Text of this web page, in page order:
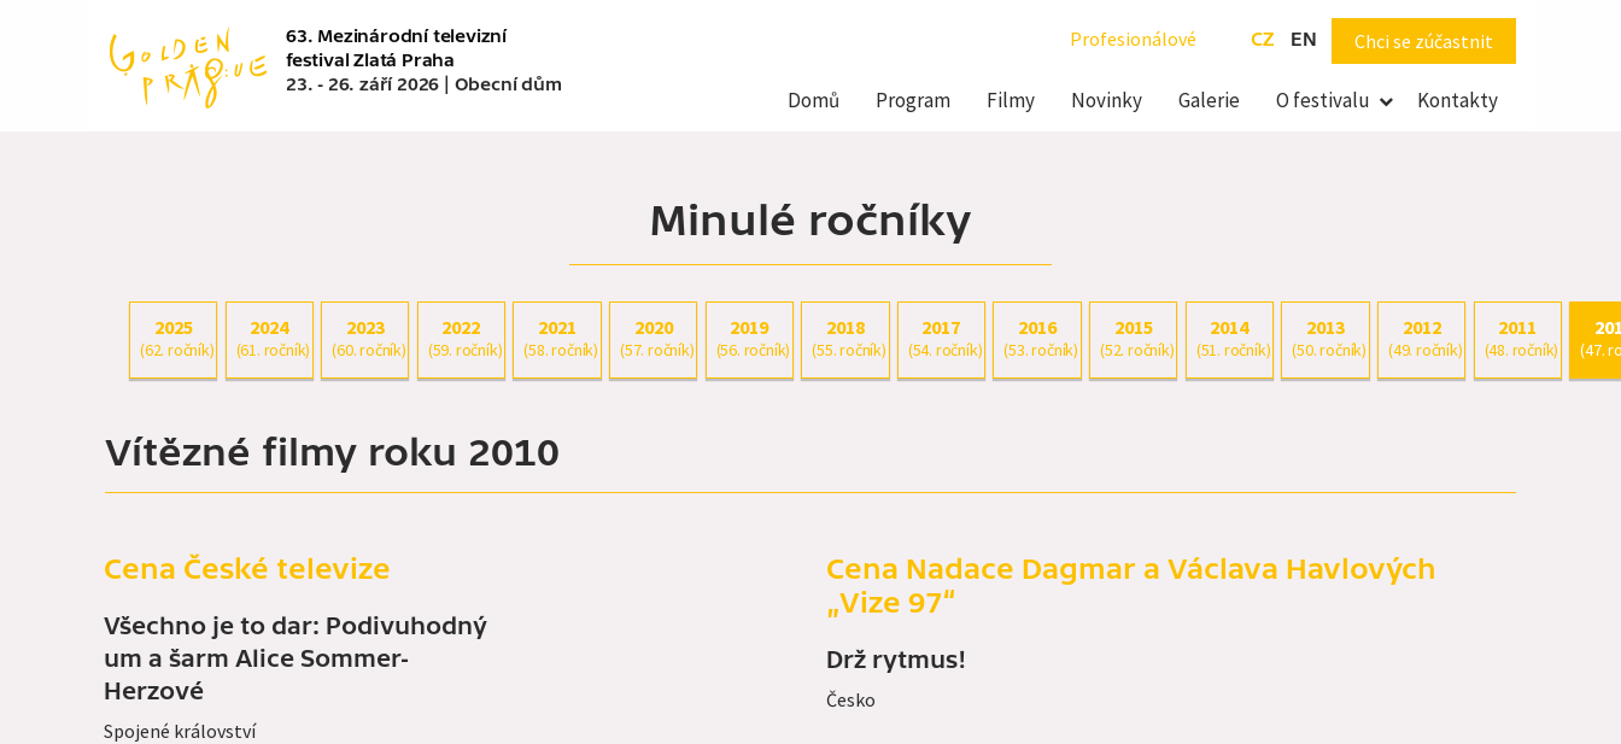
63. Mezinárodní televizní
festival Zlatá Praha
23. - 26. září 2026 | Obecní dům
Profesionálové CZ EN
navigace
Domů Program Filmy Novinky Galerie O festivalu Kontakty
Chci se zúčastnit
Minulé ročníky
2025
(62. ročník)
2024
(61. ročník)
2023
(60. ročník)
2022
(59. ročník)
2021
(58. ročník)
2020
(57. ročník)
2019
(56. ročník)
2018
(55. ročník)
2017
(54. ročník)
2016
(53. ročník)
2015
(52. ročník)
2014
(51. ročník)
2013
(50. ročník)
2012
(49. ročník)
2011
(48. ročník) (47.
Vítězné filmy roku 2010
Cena České televize
Všechno je to dar: Podivuhodný
um a šarm Alice Sommer-
Herzové
Spojené království
Cena Nadace Dagmar a Václava Havlových
„Vize 97“
Drž rytmus!
Česko